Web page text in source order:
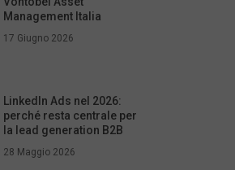
Management Italia
17 Giugno 2026
LinkedIn Ads nel 2026:
perché resta centrale per
la lead generation B2B
28 Maggio 2026